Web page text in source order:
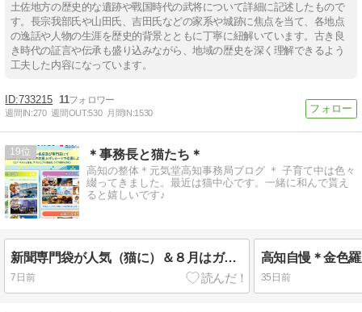
土佐地方の歴史的な遺跡や戰国時代の武将について詳細に記述したもので
す。長宗我部氏や山田氏、吉田氏などの家系や城跡に焦点を当て、各地点
の逸話や人物の生涯を歴史的背景とともに丁寧に紐解いています。古き良
き時代の証言や伝承も盛り込みながら、地域の歴史を深く理解できるよう
工夫した内容になっています。
733215 11
週間IN:270 週間OUT:530 月間IN:1530
19 ＊事務長と猫たち＊
高知の整体＊元気堂高知事務局ブログ ＊ 子育て中は色々
綴ってきました。最近は猫中心です。一緒に和んで貰え
ると嬉しいです♪
新聞専門袋が人気（猫に）＆８月はガラポンほか企画色々♪
7日前 35日前